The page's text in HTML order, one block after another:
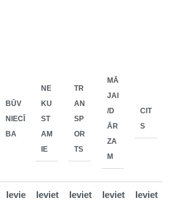
BŪV
NIECĪ
BA
NE
KU
ST
AM
IE
TR
AN
SP
OR
TS
MĀ
JAI
/D
ĀR
ZA
M
CIT
S
Ievie
Ieviet
Ieviet
Ieviet
Ieviet